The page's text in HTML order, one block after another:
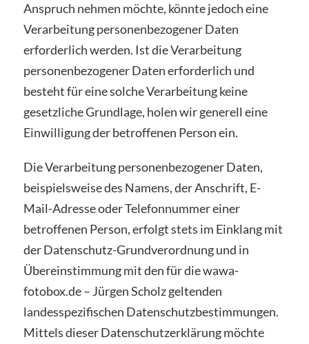
Anspruch nehmen möchte, könnte jedoch eine
Verarbeitung personenbezogener Daten
erforderlich werden. Ist die Verarbeitung
personenbezogener Daten erforderlich und
besteht für eine solche Verarbeitung keine
gesetzliche Grundlage, holen wir generell eine
Einwilligung der betroffenen Person ein.
Die Verarbeitung personenbezogener Daten,
beispielsweise des Namens, der Anschrift, E-
Mail-Adresse oder Telefonnummer einer
betroffenen Person, erfolgt stets im Einklang mit
der Datenschutz-Grundverordnung und in
Übereinstimmung mit den für die wawa-
fotobox.de – Jürgen Scholz geltenden
landesspezifischen Datenschutzbestimmungen.
Mittels dieser Datenschutzerklärung möchte